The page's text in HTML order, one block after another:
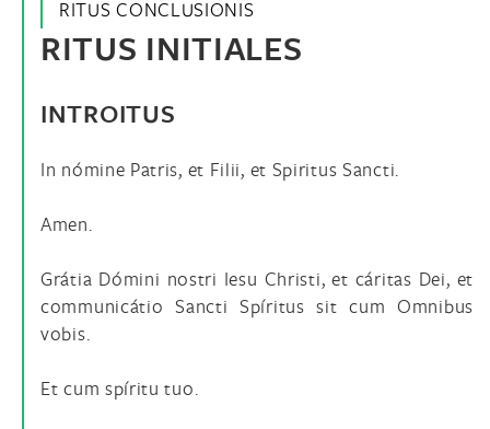
RITUS CONCLUSIONIS
RITUS INITIALES
INTROITUS
In nómine Patris, et Filii, et Spiritus Sancti.
Amen.
Grátia Dómini nostri Iesu Christi, et cáritas Dei, et
communicátio Sancti Spíritus sit cum Omnibus
vobis.
Et cum spíritu tuo.